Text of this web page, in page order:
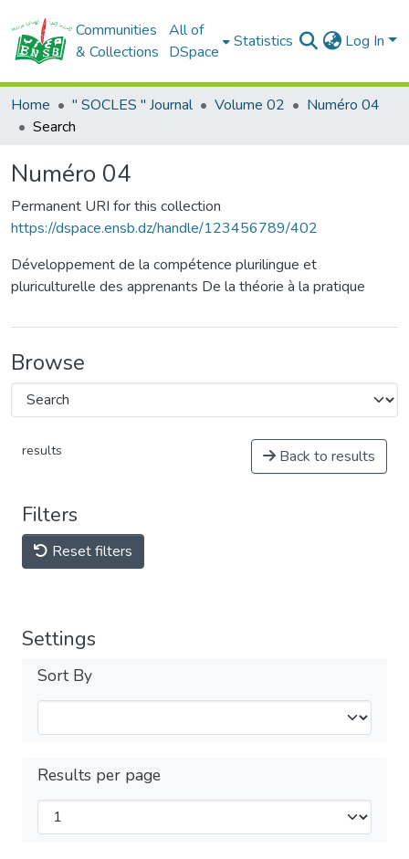
Communities
& Collections
All of
DSpace
Statistics Log In
Home " SOCLES " Journal Volume 02
Numéro 04
Search
Numéro 04
Permanent URI for this collection
https://dspace.ensb.dz/handle/123456789/402
Développement de la compétence plurilingue et
pluriculturelle des apprenants De la théorie à la pratique
Browse
results Back to results
Filters
Reset filters
Settings
Sort By
Results per page